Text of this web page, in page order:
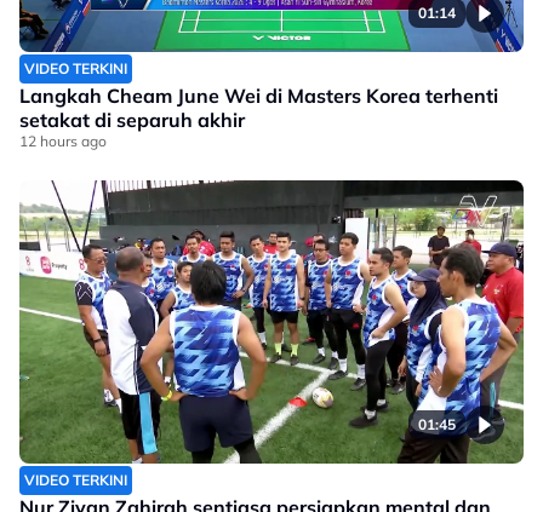
01:14
VIDEO TERKINI
Langkah Cheam June Wei di Masters Korea terhenti
setakat di separuh akhir
12 hours ago
01:45
VIDEO TERKINI